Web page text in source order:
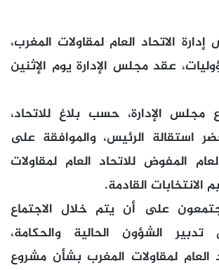
الاتحاد العام لمقاولات المغرب،
عقد مجلس الإدارة يوم الإثنين
الإدارة، حسب بلاغ للاتحاد،
استقالة الرئيس، والموافقة على
المفوض للاتحاد العام لمقاولات
الانتخابات القادمة.
على أن يتم خلال الاجتماع
تدبير الشؤون الحالية والحكامة،
العام لمقاولات المغرب بشأن مشروع